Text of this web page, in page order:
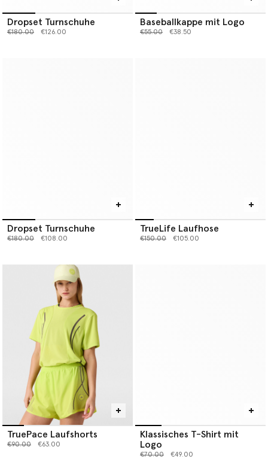
Dropset Turnschuhe
Preis reduziert von
€180.00bis€126.00
Baseballkappe mit Logo
Preis reduziert von
€55.00bis€38.50
Dropset Turnschuhe
Preis reduziert von
€180.00bis€108.00
TrueLife Laufhose
Preis reduziert von
€150.00bis€105.00
TruePace Laufshorts
Preis reduziert von
€90.00bis€63.00
Klassisches T-Shirt mit
Logo
Preis reduziert von
€70.00bis€49.00